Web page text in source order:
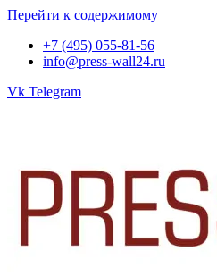
Перейти к содержимому
+7 (495) 055-81-56
info@press-wall24.ru
Vk Telegram